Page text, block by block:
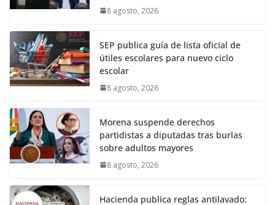
8 agosto, 2026
SEP publica guía de lista oficial de
útiles escolares para nuevo ciclo
escolar
8 agosto, 2026
Morena suspende derechos
partidistas a diputadas tras burlas
sobre adultos mayores
8 agosto, 2026
Hacienda publica reglas antilavado: